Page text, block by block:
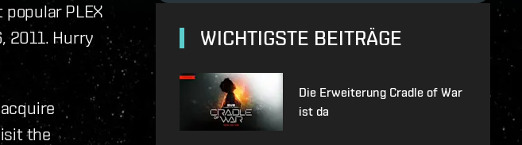
PLEX
2011. Hurry
the
WICHTIGSTE BEITRÄGE
Die Erweiterung Cradle of War
ist da